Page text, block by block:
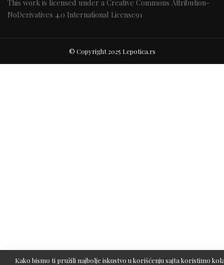
This work is licensed under a Creative Commons Attribution-
NoDerivatives 4.0 International License91
© Copyright 2025 Lepotica.rs
Kako bismo ti pružili najbolje iskustvo u korišćenju sajta koristimo